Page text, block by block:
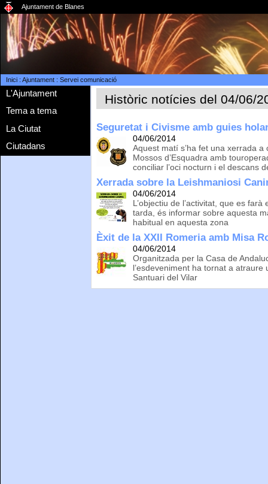
Ajuntament de Blanes
Inici: Ajuntament: Servei comunicació
L'Ajuntament
Tema a tema
La Ciutat
Ciutadans
Històric notícies del 04/06/
Seguretat i Civisme amb guies
04/06/2014
Aquest matí s’ha fet una xerrada
Mossos d’Esquadra amb
conciliar l’oci nocturn i el descans
Xerrada sobre la Leishmaniosi
04/06/2014
L’objectiu de l’activitat, que es
tarda, és informar sobre aquesta
habitual en aquesta zona
Èxit de la XXII Romeria amb Misa
04/06/2014
Organitzada per la Casa de
l’esdeveniment ha tornat a
Santuari del Vilar